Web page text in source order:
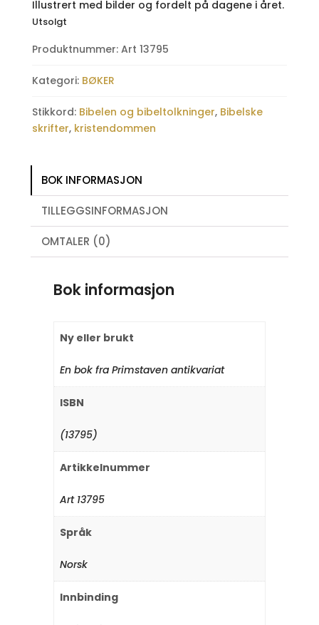
Illustrert med bilder og fordelt på dagene i året.
Utsolgt
Produktnummer: Art 13795
Kategori: BØKER
Stikkord: Bibelen og bibeltolkninger, Bibelske
skrifter, kristendommen
BOK INFORMASJON
TILLEGGSINFORMASJON
OMTALER (0)
Bok informasjon
Ny eller brukt
En bok fra Primstaven antikvariat
ISBN
(13795)
Artikkelnummer
Art 13795
Språk
Norsk
Innbinding